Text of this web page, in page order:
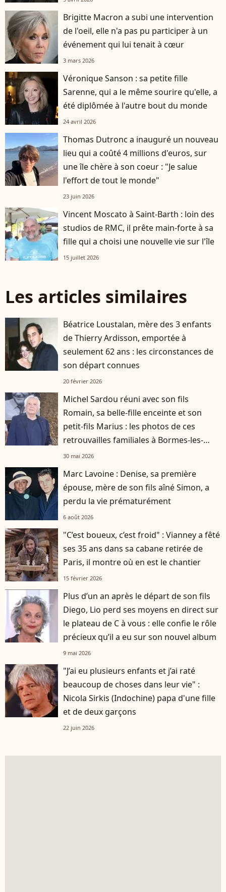
Brigitte Macron a subi une intervention
de l'oeil, elle n'a pas pu participer à un
événement qui lui tenait à cœur
3 mars 2026
Véronique Sanson : sa petite fille
Sarenne, qui a le même sourire qu'elle, a
été diplômée à l'autre bout du monde
24 avril 2026
Thomas Dutronc a inauguré un nouveau
lieu qui a coûté 4 millions d'euros, sur
une île chère à son coeur : "Je salue
l'effort de tout le monde"
23 juin 2026
Vincent Moscato à Saint-Barth : loin des
studios de RMC, il prête main-forte à sa
fille qui a choisi une nouvelle vie sur l'île
15 juillet 2026
Les articles similaires
Béatrice Loustalan, mère des 3 enfants
de Thierry Ardisson, emportée à
seulement 62 ans : les circonstances de
son départ connues
20 février 2026
Michel Sardou réuni avec son fils
Romain, sa belle-fille enceinte et son
petit-fils Marius : les photos de ces
retrouvailles familiales à Bormes-les-
Mimosas
30 mai 2026
Marc Lavoine : Denise, sa première
épouse, mère de son fils aîné Simon, a
perdu la vie prématurément
6 août 2026
"C’est boueux, c’est froid" : Vianney a fêté
ses 35 ans dans sa cabane retirée de
Paris, il montre où en est le chantier
15 février 2026
player2
Plus d’un an après le départ de son fils
Diego, Lio perd ses moyens en direct sur
le plateau de C à vous : elle confie le rôle
précieux qu’il a eu sur son nouvel album
9 mai 2026
"J’ai eu plusieurs enfants et j’ai raté
beaucoup de choses dans leur vie" :
Nicola Sirkis (Indochine) papa d'une fille
et de deux garçons
22 juin 2026